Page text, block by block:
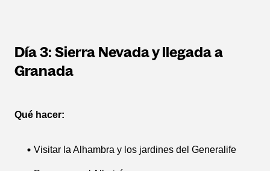
Día 3: Sierra Nevada y llegada a
Granada
Qué hacer:
Visitar la Alhambra y los jardines del Generalife